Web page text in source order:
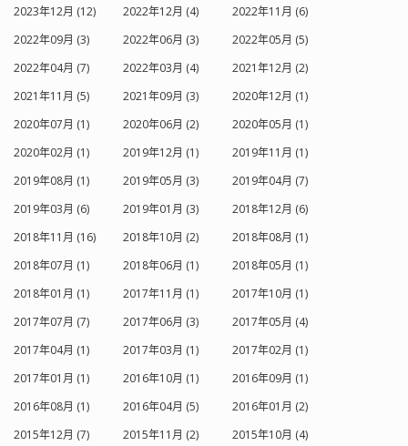
2023年12月 (12)
2022年12月 (4)
2022年11月 (6)
2022年09月 (3)
2022年06月 (3)
2022年05月 (5)
2022年04月 (7)
2022年03月 (4)
2021年12月 (2)
2021年11月 (5)
2021年09月 (3)
2020年12月 (1)
2020年07月 (1)
2020年06月 (2)
2020年05月 (1)
2020年02月 (1)
2019年12月 (1)
2019年11月 (1)
2019年08月 (1)
2019年05月 (3)
2019年04月 (7)
2019年03月 (6)
2019年01月 (3)
2018年12月 (6)
2018年11月 (16)
2018年10月 (2)
2018年08月 (1)
2018年07月 (1)
2018年06月 (1)
2018年05月 (1)
2018年01月 (1)
2017年11月 (1)
2017年10月 (1)
2017年07月 (7)
2017年06月 (3)
2017年05月 (4)
2017年04月 (1)
2017年03月 (1)
2017年02月 (1)
2017年01月 (1)
2016年10月 (1)
2016年09月 (1)
2016年08月 (1)
2016年04月 (5)
2016年01月 (2)
2015年12月 (7)
2015年11月 (2) 2015年10月 (4)